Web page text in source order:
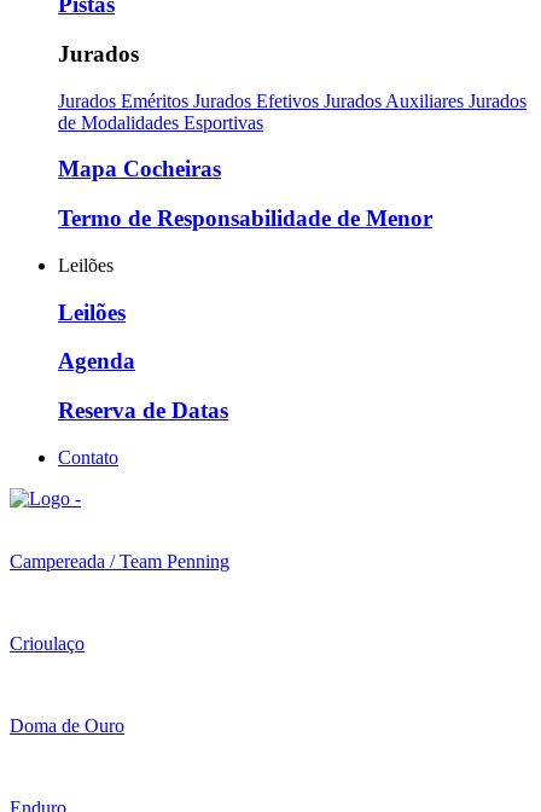
Jurados
Jurados Eméritos Jurados Efetivos Jurados Auxiliares Jurados
de Modalidades Esportivas
Mapa Cocheiras
Termo de Responsabilidade de Menor
Leilões
Leilões
Agenda
Reserva de Datas
Contato
Campereada / Team Penning
Crioulaço
Doma de Ouro
Enduro